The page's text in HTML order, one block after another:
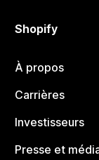
Shopify
À propos
Carrières
Investisseurs
Presse et